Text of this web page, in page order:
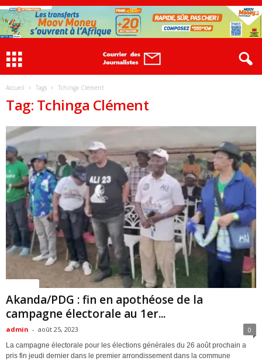
Accueil Tags Tchinga Clément
Tag: Tchinga Clément
Akanda/PDG : fin en apothéose de la
campagne électorale au 1er...
admin - août 25, 2023 0
La campagne électorale pour les élections générales du 26 août prochain a
pris fin jeudi dernier dans le premier arrondissement dans la commune